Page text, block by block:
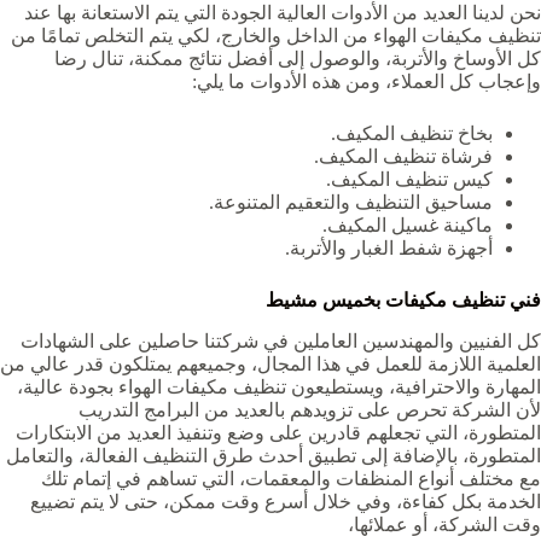
نحن لدينا العديد من الأدوات العالية الجودة التي يتم الاستعانة بها عند
تنظيف مكيفات الهواء من الداخل والخارج، لكي يتم التخلص تمامًا من
كل الأوساخ والأتربة، والوصول إلى أفضل نتائج ممكنة، تنال رضا
وإعجاب كل العملاء، ومن هذه الأدوات ما يلي:
بخاخ تنظيف المكيف.
فرشاة تنظيف المكيف.
كيس تنظيف المكيف.
مساحيق التنظيف والتعقيم المتنوعة.
ماكينة غسيل المكيف.
أجهزة شفط الغبار والأتربة.
فني تنظيف مكيفات بخميس مشيط
كل الفنيين والمهندسين العاملين في شركتنا حاصلين على الشهادات
العلمية اللازمة للعمل في هذا المجال، وجميعهم يمتلكون قدر عالي من
المهارة والاحترافية، ويستطيعون تنظيف مكيفات الهواء بجودة عالية،
لأن الشركة تحرص على تزويدهم بالعديد من البرامج التدريب
المتطورة، التي تجعلهم قادرين على وضع وتنفيذ العديد من الابتكارات
المتطورة، بالإضافة إلى تطبيق أحدث طرق التنظيف الفعالة، والتعامل
مع مختلف أنواع المنظفات والمعقمات، التي تساهم في إتمام تلك
الخدمة بكل كفاءة، وفي خلال أسرع وقت ممكن، حتى لا يتم تضييع
وقت الشركة، أو عملائها،